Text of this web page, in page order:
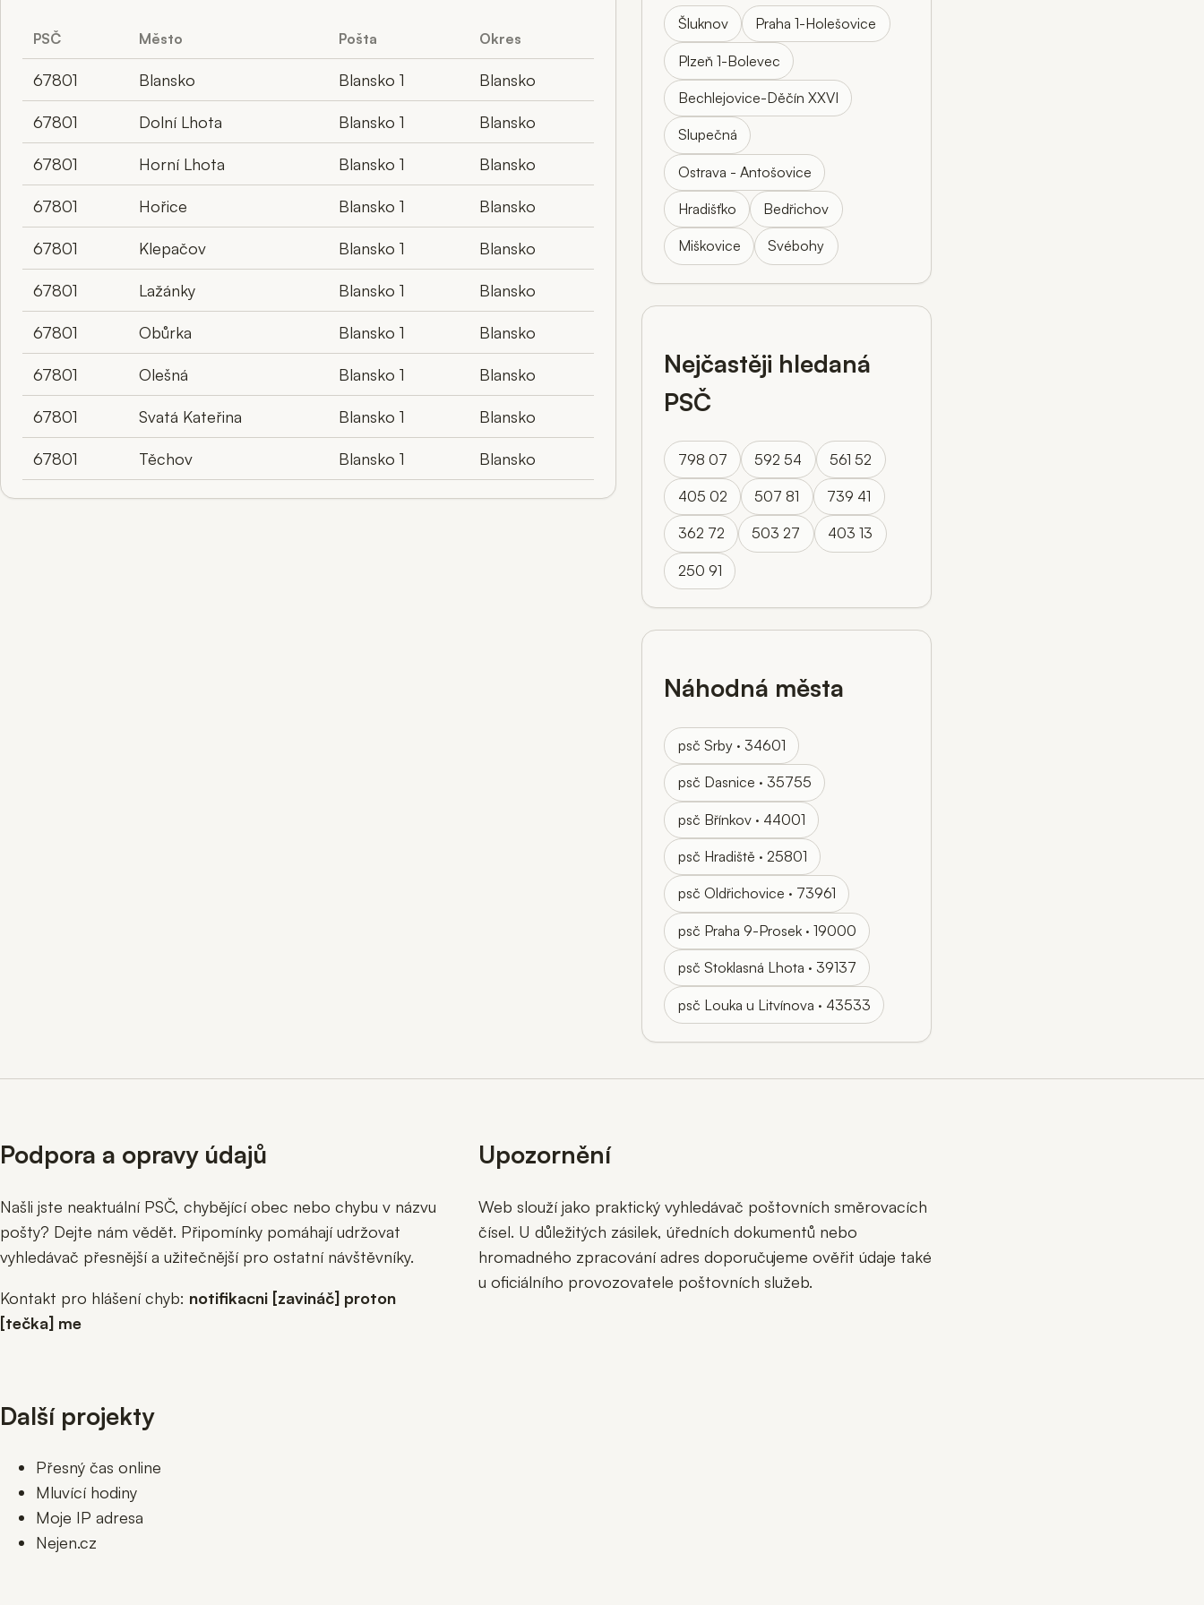
PSČ Město Pošta Okres
67801 Blansko Blansko 1 Blansko
67801 Dolní Lhota Blansko 1 Blansko
67801 Horní Lhota Blansko 1 Blansko
67801 Hořice Blansko 1 Blansko
67801 Klepačov Blansko 1 Blansko
67801 Lažánky Blansko 1 Blansko
67801 Obůrka Blansko 1 Blansko
67801 Olešná Blansko 1 Blansko
67801 Svatá Kateřina Blansko 1 Blansko
67801 Těchov Blansko 1 Blansko
Šluknov Praha 1-Holešovice
Plzeň 1-Bolevec
Bechlejovice-Děčín XXVI
Slupečná
Ostrava - Antošovice
Hradišťko Bedřichov
Miškovice Svébohy
Nejčastěji hledaná
PSČ
798 07 592 54 561 52
405 02 507 81 739 41
362 72 503 27 403 13
250 91
Náhodná města
psč Srby · 34601
psč Dasnice · 35755
psč Břínkov · 44001
psč Hradiště · 25801
psč Oldřichovice · 73961
psč Praha 9-Prosek · 19000
psč Stoklasná Lhota · 39137
psč Louka u Litvínova · 43533
Podpora a opravy údajů
Našli jste neaktuální PSČ, chybějící obec nebo chybu v názvu
pošty? Dejte nám vědět. Připomínky pomáhají udržovat
vyhledávač přesnější a užitečnější pro ostatní návštěvníky.
Kontakt pro hlášení chyb: notifikacni [zavináč] proton
[tečka] me
Upozornění
Web slouží jako praktický vyhledávač poštovních směrovacích
čísel. U důležitých zásilek, úředních dokumentů nebo
hromadného zpracování adres doporučujeme ověřit údaje také
u oficiálního provozovatele poštovních služeb.
Další projekty
Přesný čas online
Mluvící hodiny
Moje IP adresa
Nejen.cz